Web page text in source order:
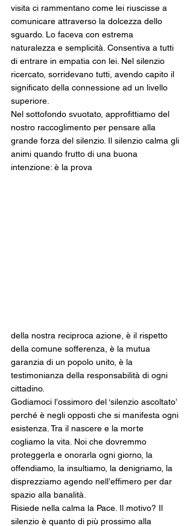
visita ci rammentano come lei riuscisse a
comunicare attraverso la dolcezza dello
sguardo. Lo faceva con estrema
naturalezza e semplicità. Consentiva a tutti
di entrare in empatia con lei. Nel silenzio
ricercato, sorridevano tutti, avendo capito il
significato della connessione ad un livello
superiore.
Nel sottofondo svuotato, approfittiamo del
nostro raccoglimento per pensare alla
grande forza del silenzio. Il silenzio calma gli
animi quando frutto di una buona
intenzione: è la prova
della nostra reciproca azione, è il rispetto
della comune sofferenza, è la mutua
garanzia di un popolo unito, è la
testimonianza della responsabilità di ogni
cittadino.
Godiamoci l’ossimoro del ‘silenzio ascoltato’
perché è negli opposti che si manifesta ogni
esistenza. Tra il nascere e la morte
cogliamo la vita. Noi che dovremmo
proteggerla e onorarla ogni giorno, la
offendiamo, la insultiamo, la denigriamo, la
disprezziamo agendo nell’effimero per dar
spazio alla banalità.
Risiede nella calma la Pace. Il motivo? Il
silenzio è quanto di più prossimo alla